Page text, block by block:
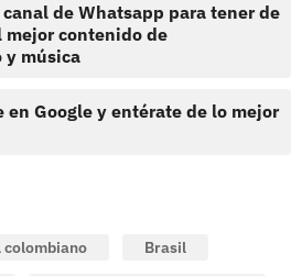
de Whatsapp para tener de
mejor contenido de
música
en Google y entérate de lo mejor
colombiano
Brasil